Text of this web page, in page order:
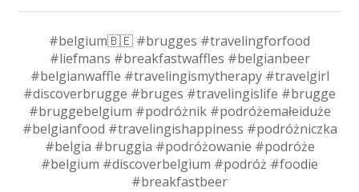
#belgium🇧🇪 #brugges #travelingforfood
#liefmans #breakfastwaffles #belgianbeer
#belgianwaffle #travelingismytherapy #travelgirl
#discoverbrugge #bruges #travelingislife #brugge
#bruggebelgium #podróżnik #podróżemałeiduże
#belgianfood #travelingishappiness #podróżniczka
#belgia #bruggia #podróżowanie #podróże
#belgium #discoverbelgium #podróż #foodie
#breakfastbeer